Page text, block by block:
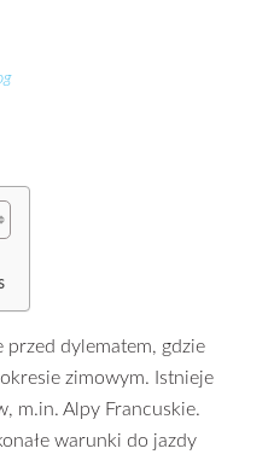
przed dylematem, gdzie
zimowym. Istnieje
m.in. Alpy Francuskie.
warunki do jazdy